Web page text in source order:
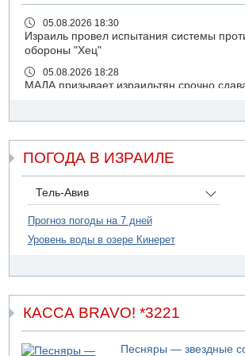
05.08.2026 18:30
Израиль провел испытания системы
обороны "Хец"
05.08.2026 18:28
МАДА призывает израильтян срочно
Бывший посол Израиля в ООН Гилад
05.08.2026 13:49
На севере Израиля на берег выбросило
05.08.2026 13:32
В России горят новые склады
05.08.2026 10:19
Хуситы сообщают об атаке по
Левые активисты пытались ворваться в
05.08.2026 06:42
ПОГОДА В ИЗРАИЛЕ
Тель-Авив
Прогноз погоды на 7 дней
Уровень воды в озере Кинерет
КАССА BRAVO! *3221
Песняры — звездные